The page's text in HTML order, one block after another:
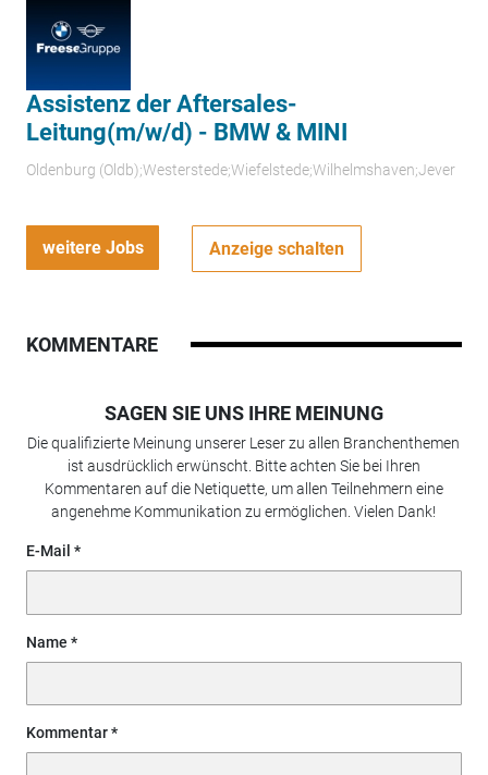
Assistenz der Aftersales-
Leitung(m/w/d) - BMW & MINI
Oldenburg (Oldb);Westerstede;Wiefelstede;Wilhelmshaven;Jever
weitere Jobs Anzeige schalten
KOMMENTARE
SAGEN SIE UNS IHRE MEINUNG
Die qualifizierte Meinung unserer Leser zu allen Branchenthemen
ist ausdrücklich erwünscht. Bitte achten Sie bei Ihren
Kommentaren auf die Netiquette, um allen Teilnehmern eine
angenehme Kommunikation zu ermöglichen. Vielen Dank!
E-Mail
Name
Kommentar